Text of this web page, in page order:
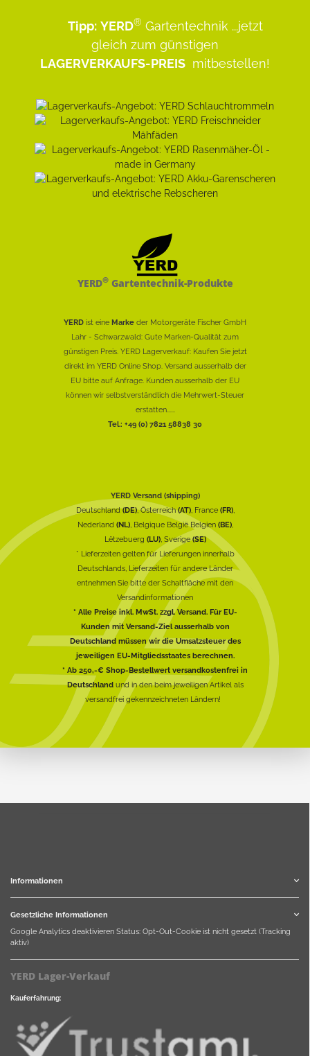
Tipp: YERD® Gartentechnik ...jetzt
gleich zum günstigen
LAGERVERKAUFS-PREIS mitbestellen!
YERD®Gartentechnik-Produkte
YERD ist eine Marke der Motorgeräte Fischer GmbH
Lahr - Schwarzwald: Gute Marken-Qualität zum
günstigen Preis. YERD Lagerverkauf: Kaufen Sie jetzt
direkt im YERD Online Shop. Versand ausserhalb der
EU bitte auf Anfrage. Kunden ausserhalb der EU
können wir selbstverständlich die Mehrwert-Steuer
erstatten......
Tel.: +49 (0) 7821 58838 30
YERD Versand (shipping)
Deutschland(DE), Österreich(AT), France (FR),
Nederland (NL), Belgique België Belgien (BE),
Lëtzebuerg (LU), Sverige(SE)
* Lieferzeiten gelten für Lieferungen innerhalb
Deutschlands, Lieferzeiten für andere Länder
entnehmen Sie bitte der Schaltfläche mit den
Versandinformationen
* Alle Preise inkl. MwSt. zzgl. Versand. Für EU-
Kunden mit Versand-Ziel ausserhalb von
Deutschland müssen wir die Umsatzsteuer des
jeweiligen EU-Mitgliedsstaates berechnen.
* Ab 250,-€ Shop-Bestellwert versandkostenfrei in
Deutschlandund in den beim jeweiligen Artikel als
versandfrei gekennzeichneten Ländern!
Informationen
Gesetzliche Informationen
Google Analytics deaktivieren Status: Opt-Out-Cookie ist nicht gesetzt (Tracking
aktiv)
YERD Lager-Verkauf
Kauferfahrung: